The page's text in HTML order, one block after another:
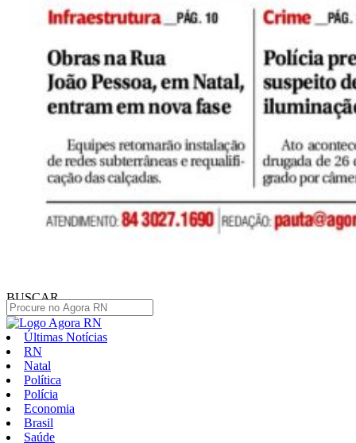
BUSCAR
Últimas Notícias
RN
Natal
Política
Polícia
Economia
Brasil
Saúde